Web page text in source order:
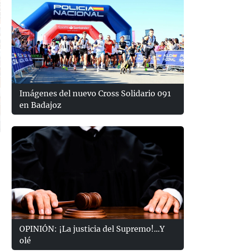
Imágenes del nuevo Cross Solidario 091
en Badajoz
OPINIÓN: ¡La justicia del Supremo!...Y
olé